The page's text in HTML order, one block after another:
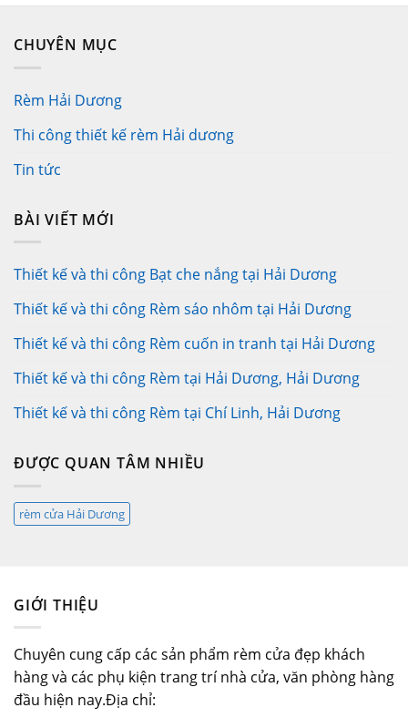
CHUYÊN MỤC
Rèm Hải Dương
Thi công thiết kế rèm Hải dương
Tin tức
BÀI VIẾT MỚI
Thiết kế và thi công Bạt che nắng tại Hải Dương
Thiết kế và thi công Rèm sáo nhôm tại Hải Dương
Thiết kế và thi công Rèm cuốn in tranh tại Hải Dương
Thiết kế và thi công Rèm tại Hải Dương, Hải Dương
Thiết kế và thi công Rèm tại Chí Linh, Hải Dương
ĐƯỢC QUAN TÂM NHIỀU
rèm cửa Hải Dương
GIỚI THIỆU
Chuyên cung cấp các sản phẩm rèm cửa đẹp khách
hàng và các phụ kiện trang trí nhà cửa, văn phòng hàng
đầu hiện nay.Địa chỉ: